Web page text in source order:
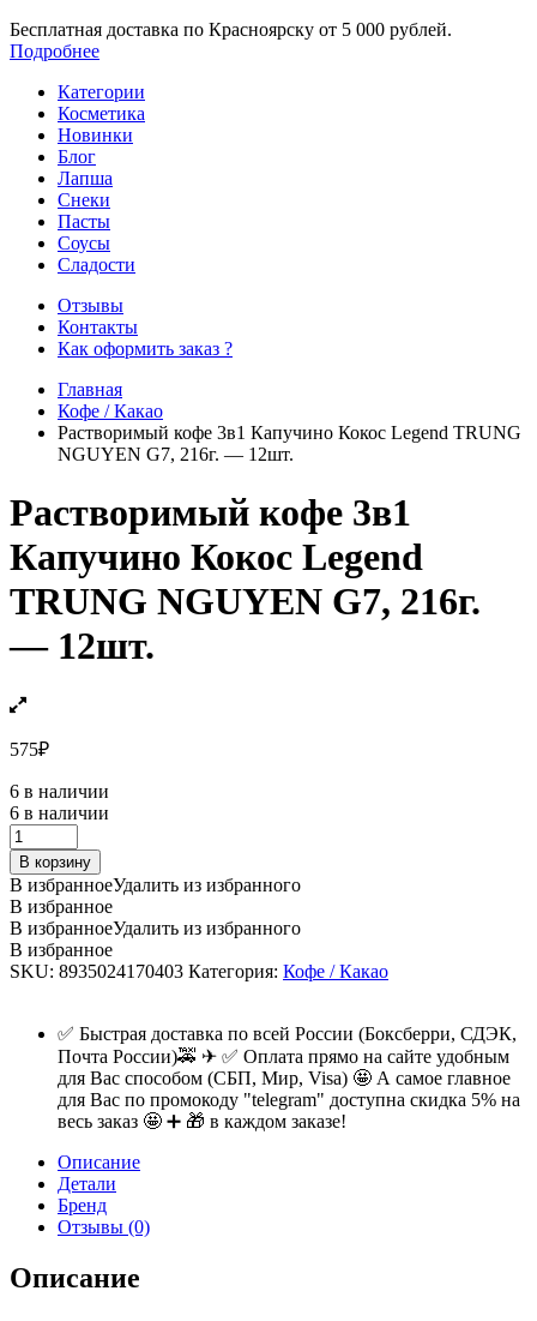
Бесплатная доставка по Красноярску от 5 000 рублей.
Подробнее
Категории
Косметика
Новинки
Блог
Лапша
Снеки
Пасты
Соусы
Сладости
Отзывы
Контакты
Как оформить заказ ?
Главная
Кофе / Какао
Растворимый кофе 3в1 Капучино Кокос Legend TRUNG
NGUYEN G7, 216г. — 12шт.
Растворимый кофе 3в1
Капучино Кокос Legend
TRUNG NGUYEN G7, 216г.
— 12шт.
575₽
6 в наличии
6 в наличии
Растворимый
кофе
3в1
Капучино
Кокос
Legend
TRUNG
NGUYEN
216г.
quantity
В корзину
В избранноеУдалить из избранного
В избранное
В избранноеУдалить из избранного
В избранное
SKU: 8935024170403 Категория: Кофе / Какао
✅ Быстрая доставка по всей России (Боксберри, СДЭК,
Почта России)🚕 ✈ ✅ Оплата прямо на сайте удобным
для Вас способом (СБП, Мир, Visa) 🤩 А самое главное
для Вас по промокоду "telegram" доступна скидка 5% на
весь заказ 🤩 ➕ 🎁 в каждом заказе!
Описание
Детали
Бренд
Отзывы (0)
Описание